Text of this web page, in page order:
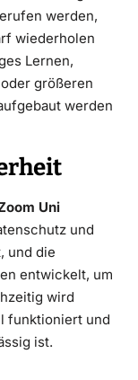
werden,
wiederholen
Lernen,
größeren
werden
Uni
und
und die
entwickelt, um
wird
funktioniert und
ist.